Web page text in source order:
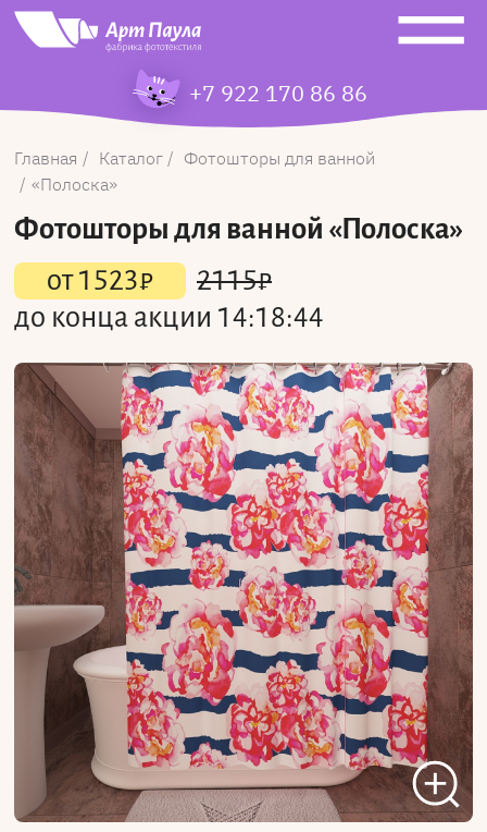
+7 922 170 86 86
Главная Каталог
Фотошторы для ванной
Полоска
Фотошторы для ванной «Полоска»
от1523₽ 2115₽
до конца акции 14:18:44